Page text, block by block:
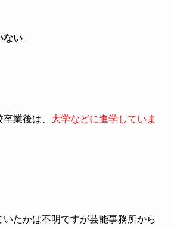
ない
業後は、 大学などに進学していま
たかは不明ですが芸能事務所から